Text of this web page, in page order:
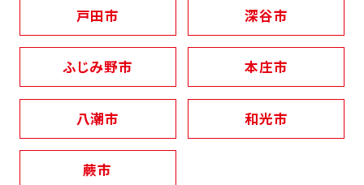
戸田市 深谷市
ふじみ野市 本庄市
八潮市 和光市
蕨市